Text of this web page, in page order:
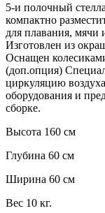
5-и полочный
компактно
для плавания, мячи
Изготовлен из
Оснащен
(доп.опция)
циркуляцию
оборудования и
сборке.
Высота 160 см
Глубина 60 см
Ширина 60 см
Вес 10 кг.